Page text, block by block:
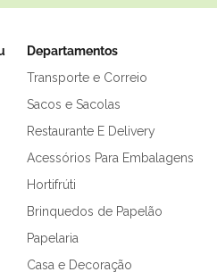
Departamentos
Transporte e Correio
Sacos e Sacolas
Restaurante E Delivery
Acessórios Para Embalagens
Hortifrúti
Brinquedos de Papelão
Papelaria
Casa e Decoração